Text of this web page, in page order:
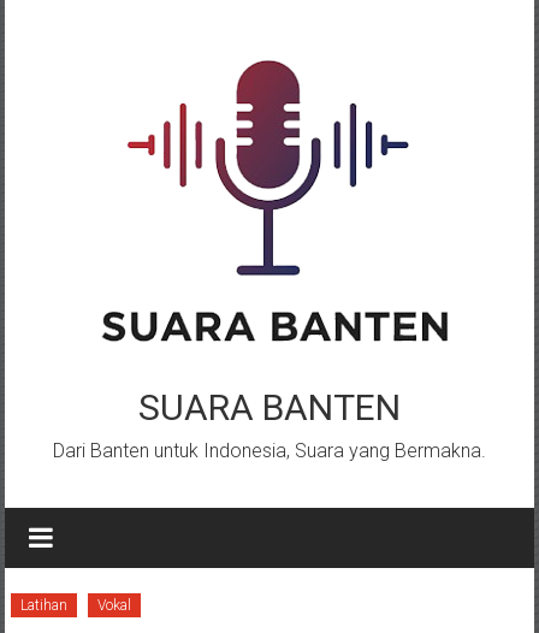
SUARA BANTEN
Dari Banten untuk Indonesia, Suara yang Bermakna.
Latihan Vokal